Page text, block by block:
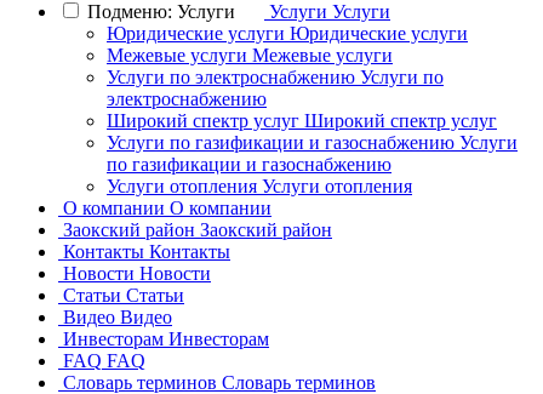
Подменю: Услуги
Услуги Услуги
Юридические услуги Юридические услуги
Межевые услуги Межевые услуги
Услуги по электроснабжению Услуги по
электроснабжению
Широкий спектр услуг Широкий спектр услуг
Услуги по газификации и газоснабжению Услуги
по газификации и газоснабжению
Услуги отопления Услуги отопления
О компании О компании
Заокский район Заокский район
Контакты Контакты
Новости Новости
Статьи Статьи
Видео Видео
Инвесторам Инвесторам
FAQ FAQ
Словарь терминов Словарь терминов